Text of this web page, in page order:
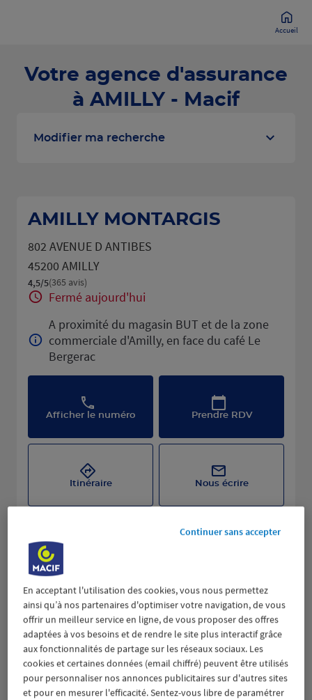
Accueil
Votre agence d'assurance
à AMILLY - Macif
Modifier ma recherche
AMILLY MONTARGIS
802 AVENUE D ANTIBES
45200 AMILLY
4,5/5Note de 4.5 sur 5
(365 avis)
Fermé aujourd'hui
A proximité du magasin BUT et de la zone
commerciale d'Amilly, en face du café Le
Bergerac
Afficher le numéro Prendre RDV
Itinéraire Nous écrire
En acceptant l'utilisation des cookies, vous nous permettez
ainsi qu’à nos partenaires d'optimiser votre navigation, de vous
offrir un meilleur service en ligne, de vous proposer des offres
adaptées à vos besoins et de rendre le site plus interactif grâce
aux fonctionnalités de partage sur les réseaux sociaux. Les
cookies et certaines données (email chiffré) peuvent être utilisés
pour personnaliser nos annonces publicitaires sur d'autres sites
et pour en mesurer l'efficacité. Sentez-vous libre de paramétrer
Continuer sans accepter